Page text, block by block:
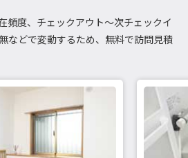
頻度、チェックアウト～次チェックイ
などで変動するため、無料で訪問見積